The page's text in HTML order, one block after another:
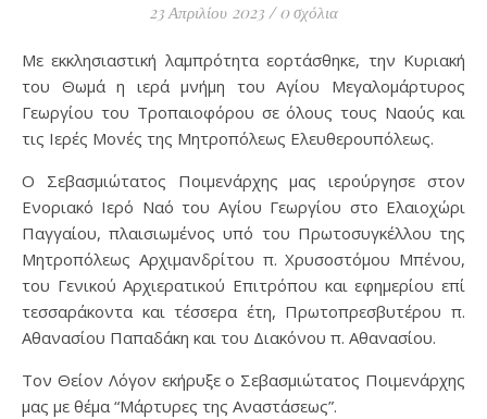
23 Απριλίου 2023 / 0 σχόλια
Με εκκλησιαστική λαμπρότητα εορτάσθηκε, την Κυριακή
του Θωμά η ιερά μνήμη του Αγίου Μεγαλομάρτυρος
Γεωργίου του Τροπαιοφόρου σε όλους τους Ναούς και
τις Ιερές Μονές της Μητροπόλεως Ελευθερουπόλεως.
Ο Σεβασμιώτατος Ποιμενάρχης μας ιερούργησε στον
Ενοριακό Ιερό Ναό του Αγίου Γεωργίου στο Ελαιοχώρι
Παγγαίου, πλαισιωμένος υπό του Πρωτοσυγκέλλου της
Μητροπόλεως Αρχιμανδρίτου π. Χρυσοστόμου Μπένου,
του Γενικού Αρχιερατικού Επιτρόπου και εφημερίου επί
τεσσαράκοντα και τέσσερα έτη, Πρωτοπρεσβυτέρου π.
Αθανασίου Παπαδάκη και του Διακόνου π. Αθανασίου.
Τον Θείον Λόγον εκήρυξε ο Σεβασμιώτατος Ποιμενάρχης
μας με θέμα “Μάρτυρες της Αναστάσεως”.